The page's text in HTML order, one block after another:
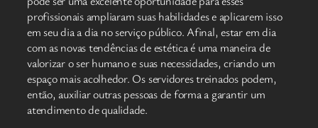
profissionais ampliaram suas habilidades e aplicarem isso
em seu dia a dia no serviço público. Afinal, estar em dia
com as novas tendências de estética é uma maneira de
valorizar o ser humano e suas necessidades, criando um
espaço mais acolhedor. Os servidores treinados podem,
então, auxiliar outras pessoas de forma a garantir um
atendimento de qualidade.